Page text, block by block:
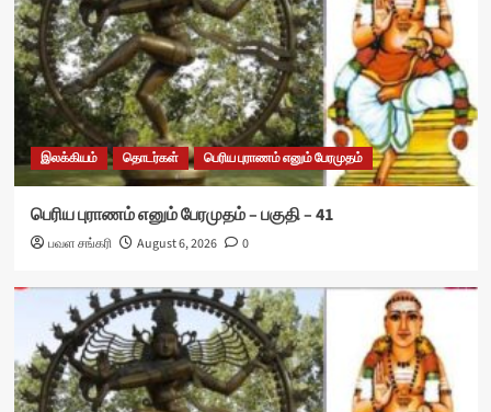
இலக்கியம் தொடர்கள் பெரிய புராணம் எனும் பேரமுதம்
பெரிய புராணம் எனும் பேரமுதம் – பகுதி – 41
பவள சங்கரி August 6, 2026 0